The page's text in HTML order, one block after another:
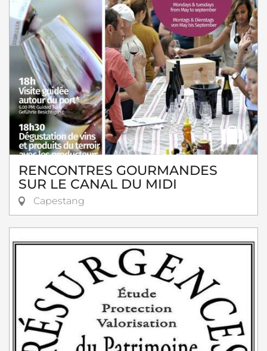
RENCONTRES GOURMANDES
SUR LE CANAL DU MIDI
Capestang